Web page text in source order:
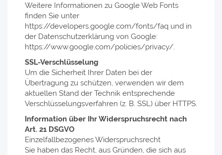
Weitere Informationen zu Google Web Fonts
finden Sie unter
https://developers.google.com/fonts/faq und in
der Datenschutzerklärung von Google:
https://www.google.com/policies/privacy/.
SSL-Verschlüsselung
Um die Sicherheit Ihrer Daten bei der
Übertragung zu schützen, verwenden wir dem
aktuellen Stand der Technik entsprechende
Verschlüsselungsverfahren (z. B. SSL) über HTTPS.
Information über Ihr Widerspruchsrecht nach
Art. 21 DSGVO
Einzelfallbezogenes Widerspruchsrecht
Sie haben das Recht, aus Gründen, die sich aus